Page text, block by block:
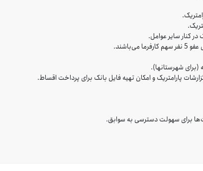
در کنار سایر عوامل.
(برای شهرستانها).
پارامتریک و امکان تهیه فایل بانک برای پرداخت اقساط.
برای سهولت دسترسی به سوابق.